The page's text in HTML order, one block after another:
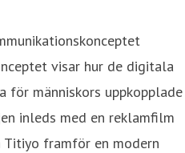
visar hur de digitala
människors uppkopplade
inleds med en reklamfilm
framför en modern